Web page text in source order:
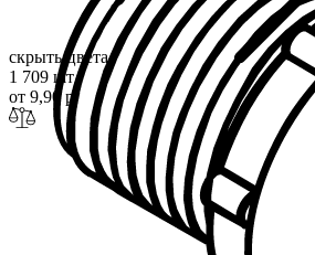
скрыть цвета
1 709 шт
от 9,90 р.